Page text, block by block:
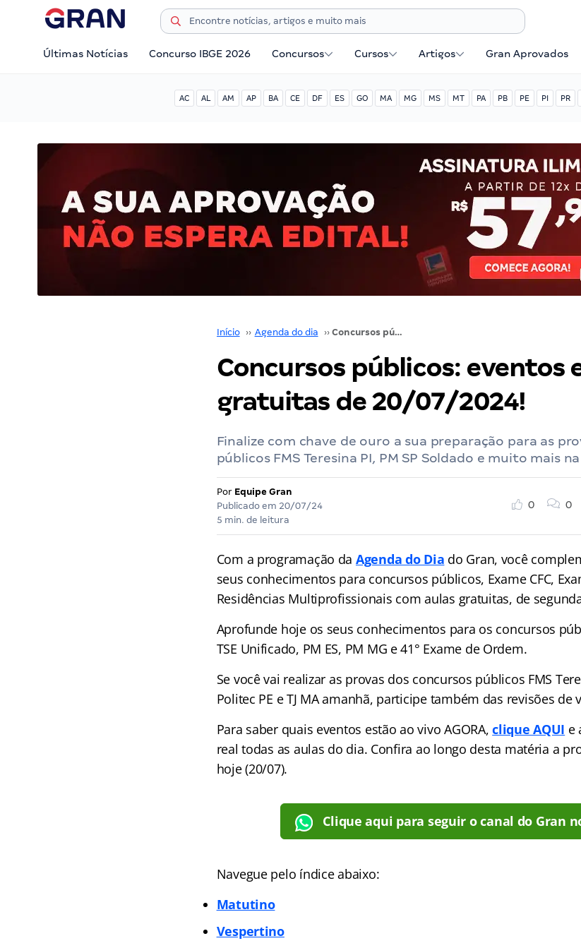
Últimas Notícias Concurso IBGE 2026 Concursos Cursos Artigos Gran Aprovados
AC AL AM AP BA CE DF ES GO MA MG MS MT PA PB PE PI PR
Início ›› Agenda do dia ›› Concursos públicos: eventos e aulas gratuitas de 20/07/2024!
Concursos públicos: eventos
gratuitas de 20/07/2024!
Finalize com chave de ouro a sua preparação para as
públicos FMS Teresina PI, PM SP Soldado e muito mais
Por Equipe Gran
Publicado em 20/07/24
5 min. de leitura
0 0
Com a programação da Agenda do Dia do Gran, você
seus conhecimentos para concursos públicos, Exame CFC,
Residências Multiprofissionais com aulas gratuitas, de
Aprofunde hoje os seus conhecimentos para os concursos
TSE Unificado, PM ES, PM MG e 41° Exame de Ordem.
Se você vai realizar as provas dos concursos públicos FMS
Politec PE e TJ MA amanhã, participe também das revisões de
Para saber quais eventos estão ao vivo AGORA,clique AQUI e
real todas as aulas do dia. Confira ao longo desta matéria a
hoje (20/07).
Clique aqui para seguir o canal do Gran
Navegue pelo índice abaixo:
Matutino
Vespertino